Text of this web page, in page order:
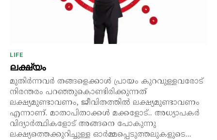
LIFE
ലക്ഷ്യം
മുതിർന്നവർ തങ്ങളെക്കാൾ പ്രായം കുറവുള്ളവരോട്
നിരന്തരം പറഞ്ഞുകൊണ്ടിരിക്കുന്നത്
ലക്ഷ്യമുണ്ടാവണം, ജീവിതത്തിൽ ലക്ഷ്യമുണ്ടാവണം
എന്നാണ്. മാതാപിതാക്കൾ മക്കളോട്.. അധ്യാപകർ
വിദ്യാർത്ഥികളോട് അങ്ങനെ പോകുന്നു
ലക്ഷ്യത്തെക്കുറിച്ചുള്ള ഓർമ്മപ്പെടുത്തലുകളുടെ...